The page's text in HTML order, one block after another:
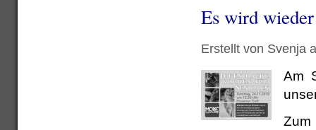
Es wird
Erstellt von Svenja
Am
Zum